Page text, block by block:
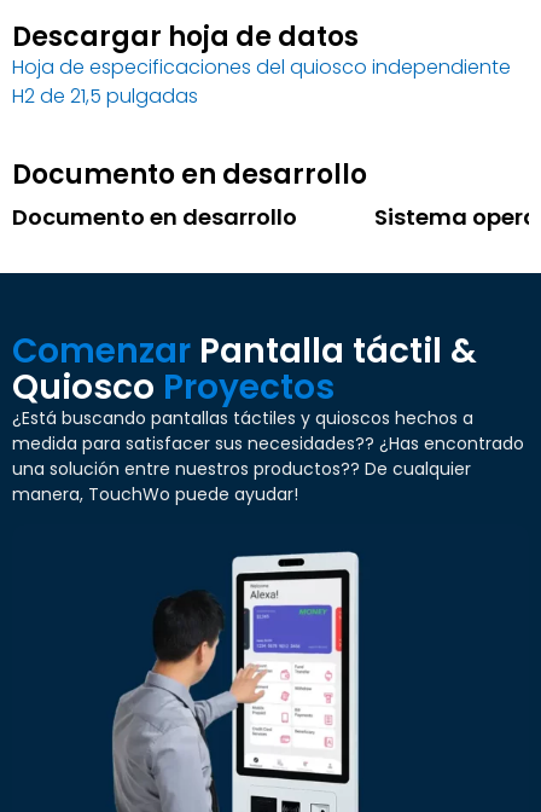
Descargar hoja de datos
Hoja de especificaciones del quiosco independiente
H2 de 21,5 pulgadas
Documento en desarrollo
Documento en desarrollo Sistema
Comenzar Pantalla táctil &
Quiosco Proyectos
¿Está buscando pantallas táctiles y quioscos hechos a
medida para satisfacer sus necesidades?? ¿Has encontrado
una solución entre nuestros productos?? De cualquier
manera, TouchWo puede ayudar!